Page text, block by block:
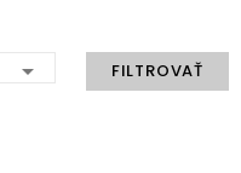
 FILTROVAŤ